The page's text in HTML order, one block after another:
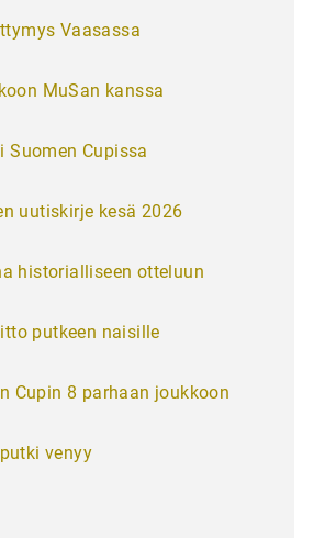
Vaasassa
MuSan kanssa
Suomen Cupissa
uutiskirje kesä 2026
historialliseen otteluun
putkeen naisille
Cupin 8 parhaan joukkoon
venyy